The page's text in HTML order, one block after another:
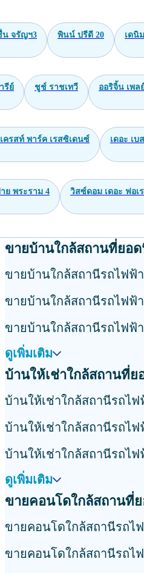
จรัญฯ3 พินน์ ปรีดี 20 เดนิ
รีย์ ชูช์ ราชเทวี ออริจิ้น เพ
ครสท์ พาร์ค เรสซิเดนซ์ เดอะ เ
ย พระราม 4 วิสซ์ดอม เดอะ ฟอเ
ขายบ้านใกล้สถานที่ยอ
ขายบ้านใกล้สถานีรถไฟฟ้
ขายบ้านใกล้สถานีรถไฟฟ้
ขายบ้านใกล้สถานีรถไฟฟ้า
ดูเพิ่มเติม
บ้านให้เช่าใกล้สถานที่ย
บ้านให้เช่าใกล้สถานีรถไฟ
บ้านให้เช่าใกล้สถานีรถไฟ
บ้านให้เช่าใกล้สถานีรถไ
ดูเพิ่มเติม
ขายคอนโดใกล้สถานที่
ขายคอนโดใกล้สถานีรถไ
ขายคอนโดใกล้สถานีรถไ